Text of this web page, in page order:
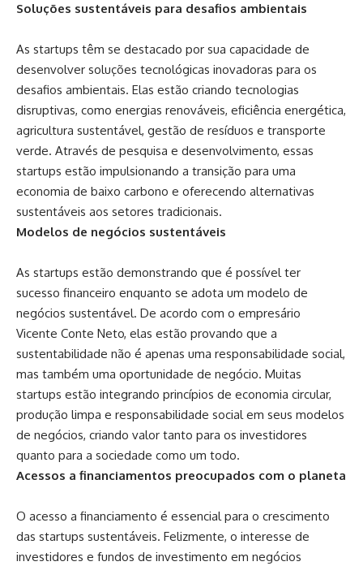
Soluções sustentáveis para desafios ambientais
As startups têm se destacado por sua capacidade de
desenvolver soluções tecnológicas inovadoras para os
desafios ambientais. Elas estão criando tecnologias
disruptivas, como energias renováveis, eficiência energética,
agricultura sustentável, gestão de resíduos e transporte
verde. Através de pesquisa e desenvolvimento, essas
startups estão impulsionando a transição para uma
economia de baixo carbono e oferecendo alternativas
sustentáveis aos setores tradicionais.
Modelos de negócios sustentáveis
As startups estão demonstrando que é possível ter
sucesso financeiro enquanto se adota um modelo de
negócios sustentável. De acordo com o empresário
Vicente Conte Neto, elas estão provando que a
sustentabilidade não é apenas uma responsabilidade social,
mas também uma oportunidade de negócio. Muitas
startups estão integrando princípios de economia circular,
produção limpa e responsabilidade social em seus modelos
de negócios, criando valor tanto para os investidores
quanto para a sociedade como um todo.
Acessos a financiamentos preocupados com o planeta
O acesso a financiamento é essencial para o crescimento
das startups sustentáveis. Felizmente, o interesse de
investidores e fundos de investimento em negócios